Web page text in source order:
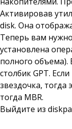
Активировав
disk. Она
Теперь вам нужно
установлена
полного объема).
столбик GPT.
звездочка, тогда
тогда MBR.
Выйдите из